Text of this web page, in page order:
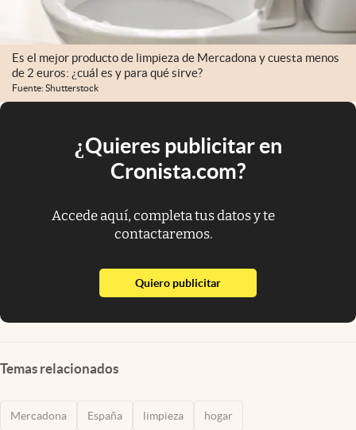
Es el mejor producto de limpieza de Mercadona y cuesta menos
de 2 euros: ¿cuál es y para qué sirve?
Fuente: Shutterstock
¿Quieres publicitar en
Cronista.com?
Accede aquí, completa tus datos y te
contactaremos.
Quiero publicitarabre en nueva pestaña
Temas relacionados
Mercadona España limpieza hogar